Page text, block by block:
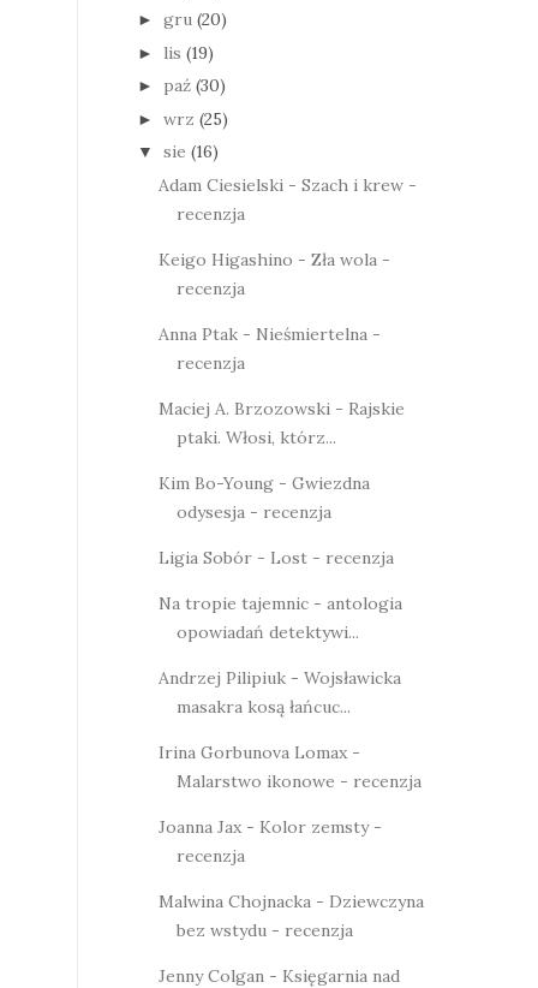
► gru (20)
► lis (19)
► paź (30)
► wrz (25)
▼ sie (16)
Adam Ciesielski - Szach i krew -
recenzja
Keigo Higashino - Zła wola -
recenzja
Anna Ptak - Nieśmiertelna -
recenzja
Maciej A. Brzozowski - Rajskie
ptaki. Włosi, którz...
Kim Bo-Young - Gwiezdna
odysesja - recenzja
Ligia Sobór - Lost - recenzja
Na tropie tajemnic - antologia
opowiadań detektywi...
Andrzej Pilipiuk - Wojsławicka
masakra kosą łańcuc...
Irina Gorbunova Lomax -
Malarstwo ikonowe - recenzja
Joanna Jax - Kolor zemsty -
recenzja
Malwina Chojnacka - Dziewczyna
bez wstydu - recenzja
Jenny Colgan - Księgarnia nad